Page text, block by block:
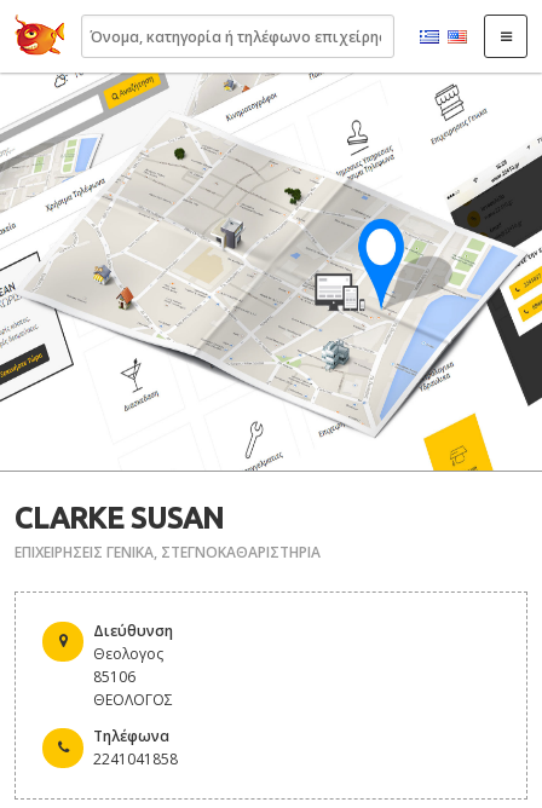
22410.gr
CLARKE SUSAN
ΕΠΙΧΕΙΡΗΣΕΙΣ ΓΕΝΙΚΑ, ΣΤΕΓΝΟΚΑΘΑΡΙΣΤΗΡΙΑ
Διεύθυνση
Θεολογος
85106
ΘΕΟΛΟΓΟΣ
Τηλέφωνα
2241041858